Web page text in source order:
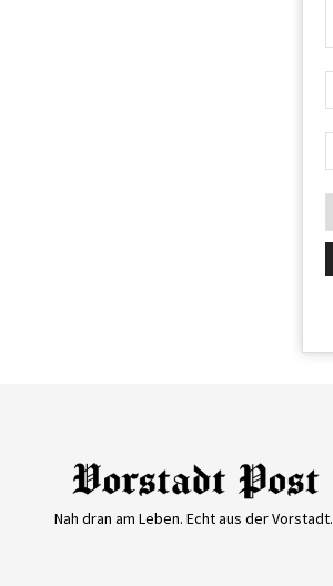
Nah dran am Leben. Echt aus der Vorstadt.